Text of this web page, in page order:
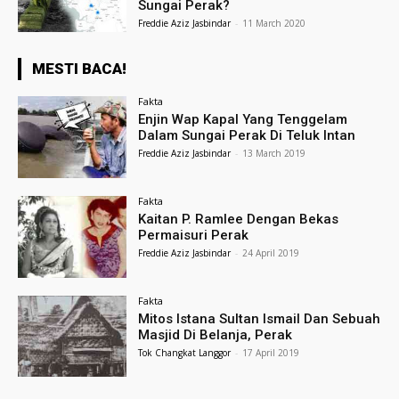
Sungai Perak?
Freddie Aziz Jasbindar - 11 March 2020
MESTI BACA!
Fakta
Enjin Wap Kapal Yang Tenggelam
Dalam Sungai Perak Di Teluk Intan
Freddie Aziz Jasbindar - 13 March 2019
Fakta
Kaitan P. Ramlee Dengan Bekas
Permaisuri Perak
Freddie Aziz Jasbindar - 24 April 2019
Fakta
Mitos Istana Sultan Ismail Dan Sebuah
Masjid Di Belanja, Perak
Tok Changkat Langgor - 17 April 2019